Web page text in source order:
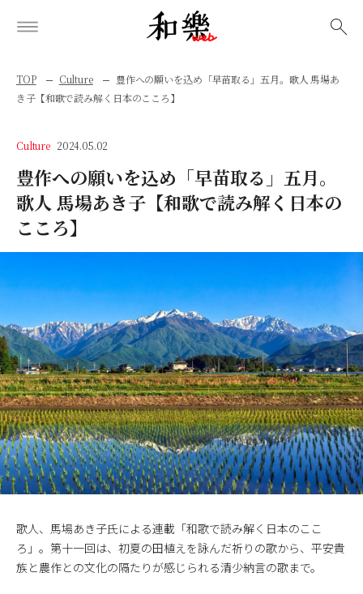
TOP Culture
豊作への願いを込め「早苗取る」五月。歌人 馬場あ
き子【和歌で読み解く日本のこころ】
Culture 2024.05.02
豊作への願いを込め「早苗取る」五月。
歌人 馬場あき子【和歌で読み解く日本の
こころ】
歌人、馬場あき子氏による連載「和歌で読み解く日本のここ
ろ」。第十一回は、初夏の田植えを詠んだ祈りの歌から、平安貴
族と農作との文化の隔たりが感じられる清少納言の歌まで。